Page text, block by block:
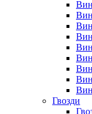
Гвозди